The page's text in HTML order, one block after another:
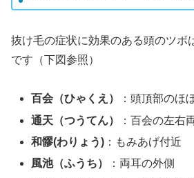
抜け毛の症状に効果のある頭のツボ
です（下図参照）
百会（ひゃくえ）
：頭頂部のほ
通天（つうてん）
：百会の左右
和髎(わりょう) ：もみあげ付近
風池（ふうち）
：両耳の外側